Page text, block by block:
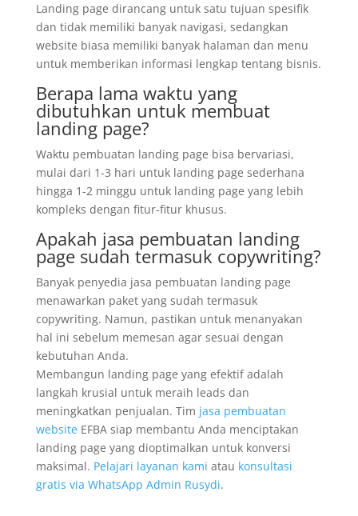
Landing page dirancang untuk satu tujuan spesifik
dan tidak memiliki banyak navigasi, sedangkan
website biasa memiliki banyak halaman dan menu
untuk memberikan informasi lengkap tentang bisnis.
Berapa lama waktu yang
dibutuhkan untuk membuat
landing page?
Waktu pembuatan landing page bisa bervariasi,
mulai dari 1-3 hari untuk landing page sederhana
hingga 1-2 minggu untuk landing page yang lebih
kompleks dengan fitur-fitur khusus.
Apakah jasa pembuatan landing
page sudah termasuk copywriting?
Banyak penyedia jasa pembuatan landing page
menawarkan paket yang sudah termasuk
copywriting. Namun, pastikan untuk menanyakan
hal ini sebelum memesan agar sesuai dengan
kebutuhan Anda.
Membangun landing page yang efektif adalah
langkah krusial untuk meraih leads dan
meningkatkan penjualan. Tim jasa pembuatan
websiteEFBA siap membantu Anda menciptakan
landing page yang dioptimalkan untuk konversi
maksimal. Pelajari layanan kami atau konsultasi
gratis via WhatsApp Admin Rusydi.